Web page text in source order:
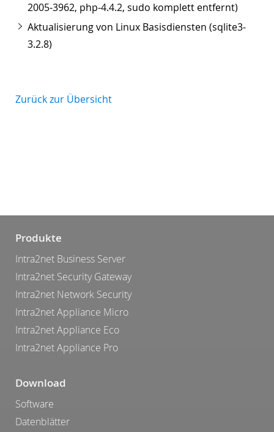
2005-3962, php-4.4.2, sudo komplett entfernt)
Aktualisierung von Linux Basisdiensten (sqlite3-
3.2.8)
Zurück zur Übersicht
Produkte
Intra2net Business Server
Intra2net Security Gateway
Intra2net Network Security
Intra2net Appliance Micro
Intra2net Appliance Eco
Intra2net Appliance Pro
Download
Software
Datenblätter